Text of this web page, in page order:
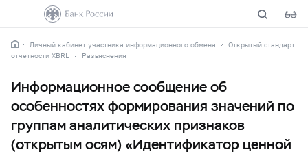
Личный кабинет участника информационного обмена
Открытый стандарт
отчетности XBRL
Разъяснения
Информационное сообщение об
особенностях формирования значений по
группам аналитических признаков
(открытым осям) «Идентификатор ценной